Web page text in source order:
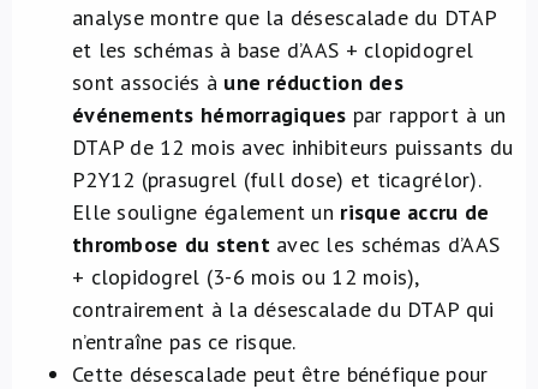
analyse montre que la désescalade du DTAP
et les schémas à base d’AAS + clopidogrel
sont associés à une réduction des
événements hémorragiques par rapport à un
DTAP de 12 mois avec inhibiteurs puissants du
P2Y12 (prasugrel (full dose) et ticagrélor).
Elle souligne également un risque accru de
thrombose du stent avec les schémas d’AAS
+ clopidogrel (3-6 mois ou 12 mois),
contrairement à la désescalade du DTAP qui
n’entraîne pas ce risque.
Cette désescalade peut être bénéfique pour